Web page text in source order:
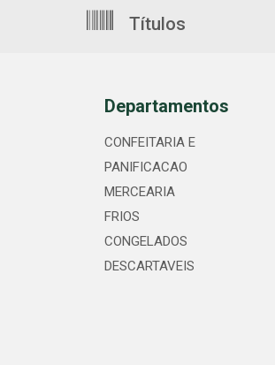
Títulos
Departamentos
CONFEITARIA E
PANIFICACAO
MERCEARIA
FRIOS
CONGELADOS
DESCARTAVEIS